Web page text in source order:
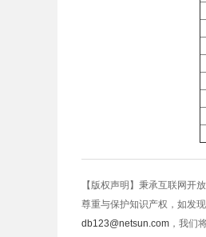
【版权声明】秉承互联网开
尊重与保护知识产权，如发
db123@netsun.com ，我们